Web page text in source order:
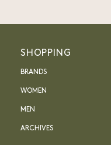
SHOPPING
BRANDS
WOMEN
MEN
ARCHIVES